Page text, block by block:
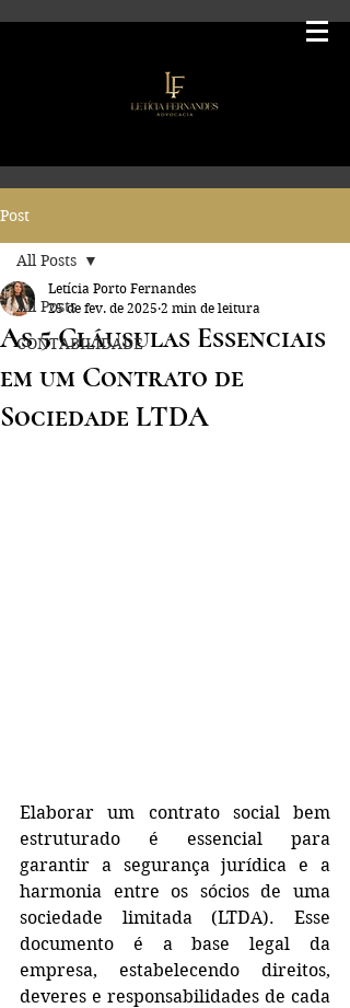
Post
All Posts
CONTABILIDADE
All Posts
As 5 Cláusulas Essenciais
em um Contrato de
Sociedade LTDA
Letícia Porto Fernandes
25 de fev. de 2025 2 min de leitura
Elaborar um contrato social bem
estruturado é essencial para
garantir a segurança jurídica e a
harmonia entre os sócios de uma
sociedade limitada (LTDA). Esse
documento é a base legal da
empresa, estabelecendo direitos,
deveres e responsabilidades de cada